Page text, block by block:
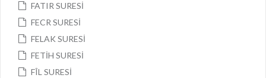
FATIR SURESİ
FECR SURESİ
FELAK SURESİ
FETİH SURESİ
FÎL SURESİ